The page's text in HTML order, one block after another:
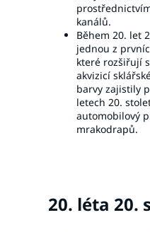
kanálů.
Během 20. let
jednou z
které rozšiřují
akvizicí
barvy zajistily
letech 20.
automobilový
mrakodrapů.
20. léta 20.